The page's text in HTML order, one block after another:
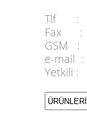
Tlf :
Fax :
GSM :
e-mail :
Yetkili :